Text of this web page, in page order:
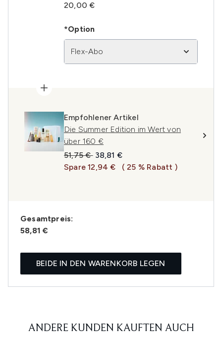
20,00 €
*Option
Flex-Abo
Empfohlener Artikel
Die Summer Edition im Wert von
über 160 €
Unverbindliche Preisempfehlung:
51,75 € Aktueller Preis:
38,81 €
Spare 12,94 €
( 25 % Rabatt )
Gesamtpreis:
58,81 €
BEIDE IN DEN WARENKORB LEGEN
ANDERE KUNDEN KAUFTEN AUCH